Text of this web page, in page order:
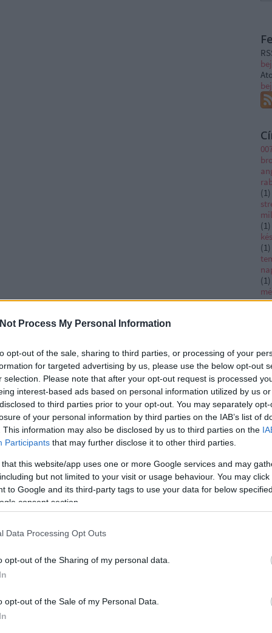
Process My Personal Information
opt-out of the sale, sharing to third parties, or processing of your
for targeted advertising by us, please use the below opt-out
selection. Please note that after your opt-out request is processed
interest-based ads based on personal information utilized by us
to third parties prior to your opt-out. You may separately
of your personal information by third parties on the IAB’s list of
This information may also be disclosed by us to third parties on the
Participants that may further disclose it to other third parties.
that this website/app uses one or more Google services and may
but not limited to your visit or usage behaviour. You may
to Google and its third-party tags to use your data for below
consent section.
Data Processing Opt Outs
opt-out of the Sharing of my personal data.
opt-out of the Sale of my Personal Data.
(1)
(1)
(1)
(1)
Al